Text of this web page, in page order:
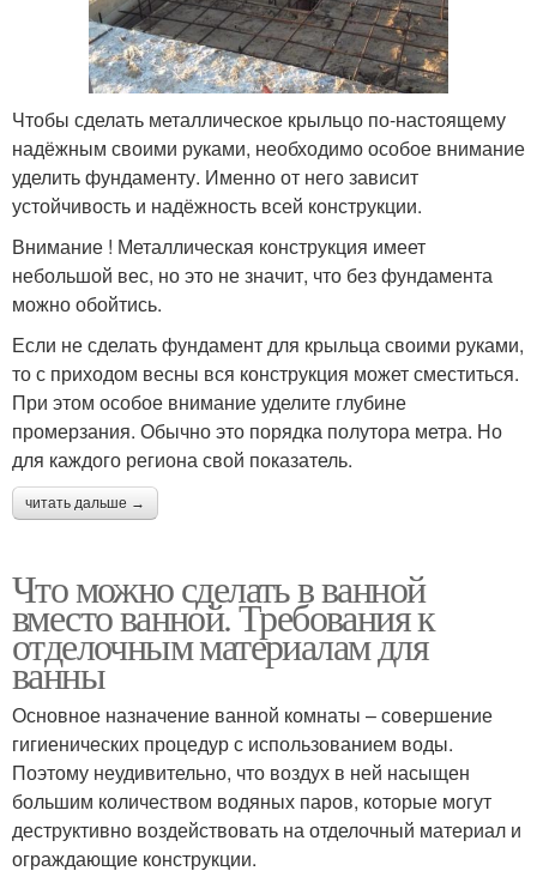
Чтобы сделать металлическое крыльцо по-настоящему
надёжным своими руками, необходимо особое внимание
уделить фундаменту. Именно от него зависит
устойчивость и надёжность всей конструкции.
Внимание ! Металлическая конструкция имеет
небольшой вес, но это не значит, что без фундамента
можно обойтись.
Если не сделать фундамент для крыльца своими руками,
то с приходом весны вся конструкция может сместиться.
При этом особое внимание уделите глубине
промерзания. Обычно это порядка полутора метра. Но
для каждого региона свой показатель.
читать дальше →
Что можно сделать в ванной
вместо ванной. Требования к
отделочным материалам для
ванны
Основное назначение ванной комнаты – совершение
гигиенических процедур с использованием воды.
Поэтому неудивительно, что воздух в ней насыщен
большим количеством водяных паров, которые могут
деструктивно воздействовать на отделочный материал и
ограждающие конструкции.